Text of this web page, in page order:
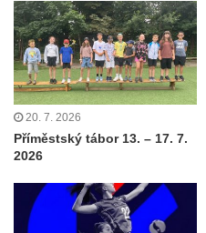
20. 7. 2026
Příměstský tábor 13. – 17. 7.
2026